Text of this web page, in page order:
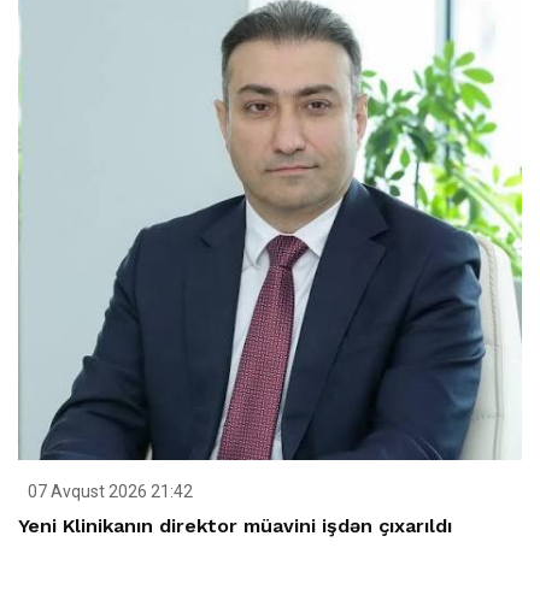
07 Avqust 2026 21:42
Yeni Klinikanın direktor müavini işdən çıxarıldı